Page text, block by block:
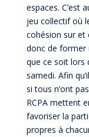
espaces. C’est
jeu collectif où
cohésion sur et
donc de former
que ce soit lors
samedi. Afin
si tous n’ont
RCPA mettent
favoriser la
propres à